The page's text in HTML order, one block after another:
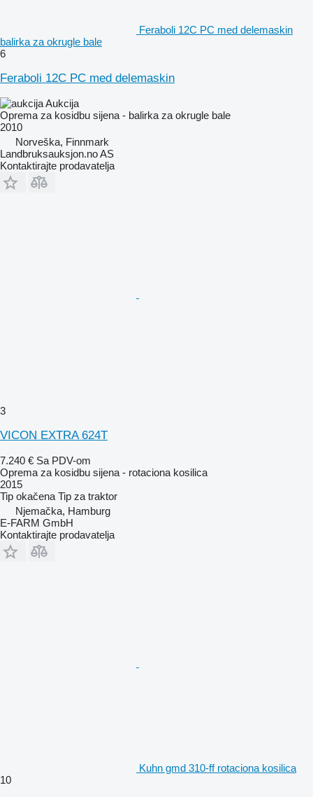
Feraboli 12C PC med delemaskin
balirka za okrugle bale
6
Feraboli 12C PC med delemaskin
Aukcija
Oprema za kosidbu sijena - balirka za okrugle bale
2010
Norveška, Finnmark
Landbruksauksjon.no AS
Kontaktirajte prodavatelja
3
VICON EXTRA 624T
7.240 € Sa PDV-om
Oprema za kosidbu sijena - rotaciona kosilica
2015
Tip okačena Tip za traktor
Njemačka, Hamburg
E-FARM GmbH
Kontaktirajte prodavatelja
Kuhn gmd 310-ff rotaciona kosilica
10